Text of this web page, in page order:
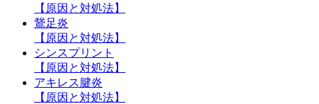
【原因と対処法】
鵞足炎
【原因と対処法】
シンスプリント
【原因と対処法】
アキレス腱炎
【原因と対処法】